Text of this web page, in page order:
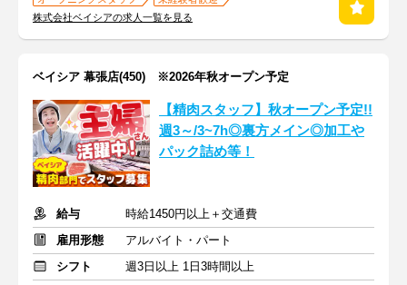
株式会社ベイシアの求人一覧を見る
ベイシア 幕張店(450) ※2026年秋オープン予定
【精肉スタッフ】秋オープン予定!!
週3～/3~7h◎裏方メイン◎加工や
パック詰め等！
給与
時給1450円以上＋交通費
雇用形態
アルバイト・パート
シフト
週3日以上 1日3時間以上